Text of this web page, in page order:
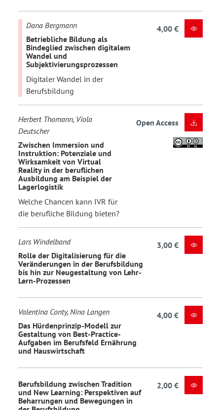
Dana Bergmann
Betriebliche Bildung als
Bindeglied zwischen digitalem
Wandel und
Subjektivierungsprozessen
Digitaler Wandel in der
Berufsbildung
4,00 €
Herbert Thomann, Viola
Deutscher
Zwischen Immersion und
Instruktion: Potenziale und
Wirksamkeit von Virtual
Reality in der beruflichen
Ausbildung am Beispiel der
Lagerlogistik
Welche Chancen kann IVR für
die berufliche Bildung bieten?
Open Access
Lars Windelband
Rolle der Digitalisierung für die
Veränderungen in der Berufsbildung
bis hin zur Neugestaltung von Lehr-
Lern-Prozessen
3,00 €
Valentina Conty, Nina Langen
Das Hürdenprinzip-Modell zur
Gestaltung von Best-Practice-
Aufgaben im Berufsfeld Ernährung
und Hauswirtschaft
4,00 €
Berufsbildung zwischen Tradition
und New Learning: Perspektiven auf
Beharrungen und Bewegungen in
2,00 €